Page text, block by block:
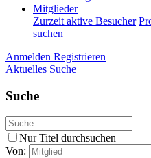
Mitglieder
Zurzeit aktive Besucher
suchen
Anmelden Registrieren
Aktuelles Suche
Suche
Nur Titel durchsuchen
Von: